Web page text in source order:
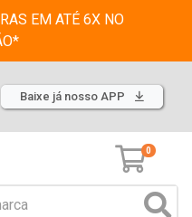
EM ATÉ 6X NO
Baixe já nosso APP
0